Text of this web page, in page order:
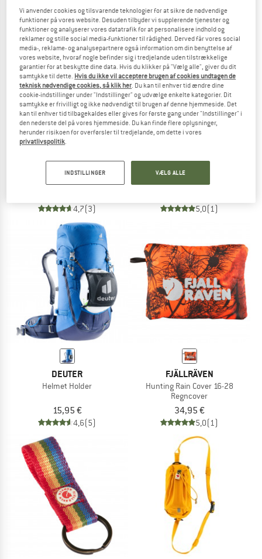
phase
NOW UP TO 50% OFF
TO THE SALE
ORTOVOX
Rain Cover 15-25 Liter
Regncover
4,7(3)
FJÄLLRÄVEN
Kånken Rain Cover Mini
5,0(1)
DEUTER
Helmet Holder
15,95 €
4,6(5)
FJÄLLRÄVEN
Hunting Rain Cover 16-28
Regncover
34,95 €
5,0(1)
Vi anvender cookies og tilsvarende teknologier for at sikre de nødvendige
funktioner på vores website. Desuden tilbyder vi supplerende tjenester og
funktioner og analyserer vores datatrafik for at personalisere indhold og
reklamer og stille social media-funktioner til rådighed. Derved får vores social
media-, reklame- og analysepartnere også information om din benyttelse af
vores website, hvoraf nogle befinder sig i tredjelande uden tilstrækkelige
garantier for at beskytte dine data. Hvis du klikker på "Vælg alle", giver du dit
samtykke til dette. Hvis du ikke vil acceptere brugen af cookies undtagen de
teknisk nødvendige cookies, så klik her. Du kan til enhver tid ændre dine
cookie-indstillinger under "Indstillinger" og udvælge enkelte kategorier. Dit
samtykke er frivilligt og ikke nødvendigt til brugen af denne hjemmeside. Det
kan til enhver tid tilbagekaldes eller gives for første gang under "Indstillinger" i
den nederste del på vores hjemmeside. Du kan finde flere oplysninger,
herunder risikoen for overførsler til tredjelande, om dette i vores
privatlivspolitik.
INDSTILLINGER VÆLG ALLE